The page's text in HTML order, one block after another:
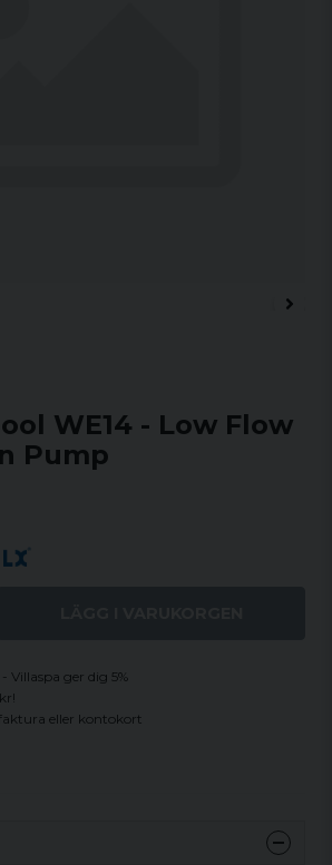
WE14 - Low Flow
Pump
Villaspa ger dig 5%
eller kontokort